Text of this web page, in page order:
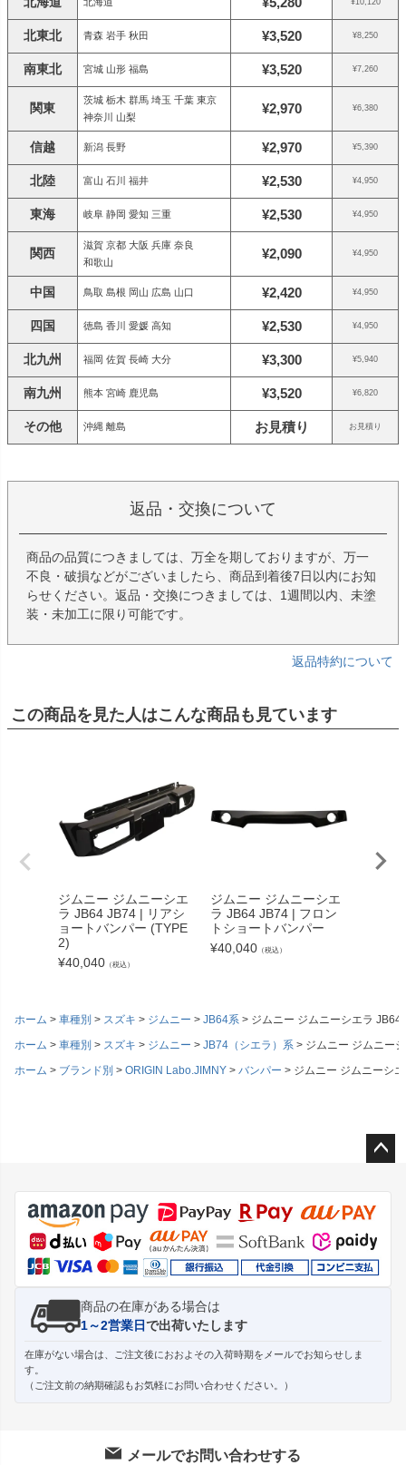
¥5,280 ¥10,120
北東北 青森 岩手 秋田 ¥3,520 ¥8,250
南東北 宮城 山形 福島 ¥3,520 ¥7,260
関東
茨城 栃木 群馬 埼玉 千葉 東京
神奈川 山梨
¥2,970 ¥6,380
信越 新潟 長野 ¥2,970 ¥5,390
北陸 富山 石川 福井 ¥2,530 ¥4,950
東海 岐阜 静岡 愛知 三重 ¥2,530 ¥4,950
関西
滋賀 京都 大阪 兵庫 奈良
和歌山
¥2,090 ¥4,950
中国 鳥取 島根 岡山 広島 山口 ¥2,420 ¥4,950
四国 徳島 香川 愛媛 高知 ¥2,530 ¥4,950
北九州 福岡 佐賀 長崎 大分 ¥3,300 ¥5,940
南九州 熊本 宮崎 鹿児島 ¥3,520 ¥6,820
その他 沖縄 離島 お見積り お見積り
返品・交換について
商品の品質につきましては、万全を期しておりますが、万一
不良・破損などがございましたら、商品到着後7日以内にお知
らせください。返品・交換につきましては、1週間以内、未塗
装・未加工に限り可能です。
返品特約について
この商品を見た人はこんな商品も見ています
ジムニー ジムニーシエ
ラ JB64 JB74 | リアシ
ョートバンパー (TYPE
2)
¥40,040 （税込）
ジムニー ジムニーシエ
ラ JB64 JB74 | フロン
トショートバンパー
¥40,040 （税込）
ホーム 車種別 スズキ ジムニー JB64系
ジムニー ジムニーシエラ
ホーム
車種別 スズキ ジムニー JB74（シエラ）系
ジムニー ジムニー
ホーム
ブランド別 ORIGIN Labo.JIMNY バンパー ジムニー ジムニーシ
ジト
ップ
へ
商品の在庫がある場合は
1～2営業日で出荷いたします
在庫がない場合は、ご注文後におおよその入荷時期をメールでお知らせしま
す。
（ご注文前の納期確認もお気軽にお問い合わせください。）
メールでお問い合わせする